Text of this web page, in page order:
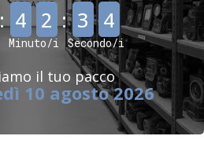
4 2 :
Minuto/i
, 3 3
Secondo/i
il tuo pacco
10 agosto 2026